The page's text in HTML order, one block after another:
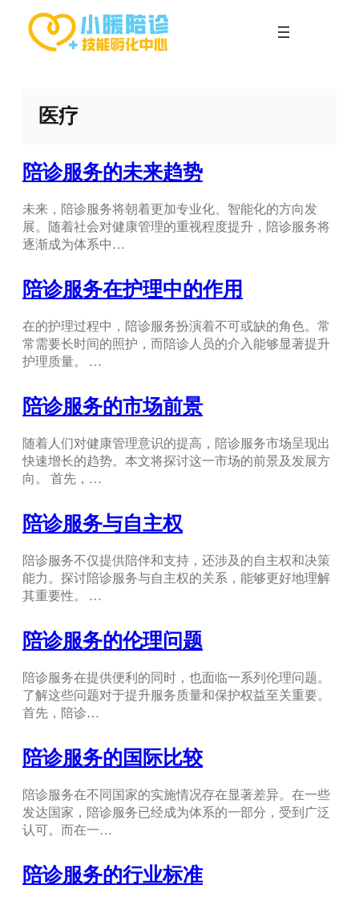
医疗
陪诊服务的未来趋势
未来，陪诊服务将朝着更加专业化、智能化的方向发
展。随着社会对健康管理的重视程度提升，陪诊服务将
逐渐成为体系中…
陪诊服务在护理中的作用
在的护理过程中，陪诊服务扮演着不可或缺的角色。常
常需要长时间的照护，而陪诊人员的介入能够显著提升
护理质量。 …
陪诊服务的市场前景
随着人们对健康管理意识的提高，陪诊服务市场呈现出
快速增长的趋势。本文将探讨这一市场的前景及发展方
向。 首先，…
陪诊服务与自主权
陪诊服务不仅提供陪伴和支持，还涉及的自主权和决策
能力。探讨陪诊服务与自主权的关系，能够更好地理解
其重要性。 …
陪诊服务的伦理问题
陪诊服务在提供便利的同时，也面临一系列伦理问题。
了解这些问题对于提升服务质量和保护权益至关重要。
首先，陪诊…
陪诊服务的国际比较
陪诊服务在不同国家的实施情况存在显著差异。在一些
发达国家，陪诊服务已经成为体系的一部分，受到广泛
认可。而在一…
陪诊服务的行业标准